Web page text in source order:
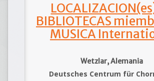
BIBLIOTECAS
MUSICA
Wetzlar, Alemania
Deutsches Centrum für